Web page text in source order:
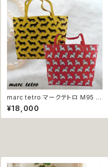
marc tetro マークテトロ M95 M
97 トートバッグ レディース 鞄 か
ばん バッグ ウエストハイランドホ
ワイトテリア ミニチュアダックスフ
¥18,000